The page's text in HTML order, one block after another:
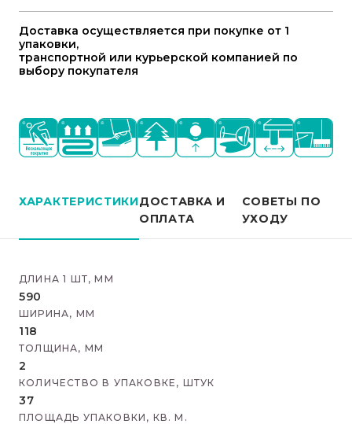
Доставка осуществляется при покупке от 1
упаковки,
транспортной или курьерской компанией по
выбору покупателя
ХАРАКТЕРИСТИКИДОСТАВКА И
ОПЛАТА
СОВЕТЫ ПО
УХОДУ
ДЛИНА 1 ШТ, ММ
590
ШИРИНА, ММ
118
ТОЛЩИНА, ММ
2
КОЛИЧЕСТВО В УПАКОВКЕ, ШТУК
37
ПЛОЩАДЬ УПАКОВКИ, КВ. М.